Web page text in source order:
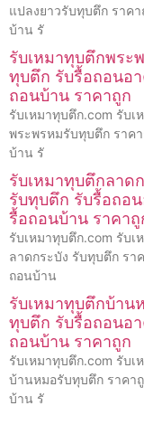
แปลงยาวรับทุบตึก ราคา
บ้าน รั
รับเหมาทุบตึกพระ
ทุบตึก รับรื้อถอนอ
ถอนบ้าน ราคาถูก
รับเหมาทุบตึก.com รับเ
พระพรหมรับทุบตึก ราค
บ้าน รั
รับเหมาทุบตึกลาด
รับทุบตึก รับรื้อถอ
รื้อถอนบ้าน ราคาถู
รับเหมาทุบตึก.com รับเ
ลาดกระบัง รับทุบตึก รา
ถอนบ้าน
รับเหมาทุบตึกบ้าน
ทุบตึก รับรื้อถอนอ
ถอนบ้าน ราคาถูก
รับเหมาทุบตึก.com รับเ
บ้านหมอรับทุบตึก ราคา
บ้าน รั